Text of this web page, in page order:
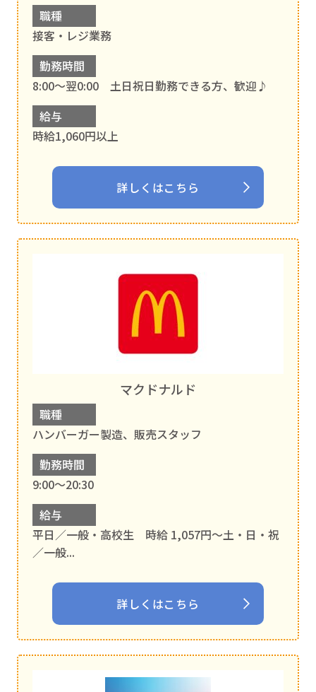
職種
接客・レジ業務
勤務時間
8:00〜翌0:00 土日祝日勤務できる方、歓迎♪
給与
時給1,060円以上
詳しくはこちら
マクドナルド
職種
ハンバーガー製造、販売スタッフ
勤務時間
9:00〜20:30
給与
平日／一般・高校生 時給 1,057円〜土・日・祝
／一般...
詳しくはこちら